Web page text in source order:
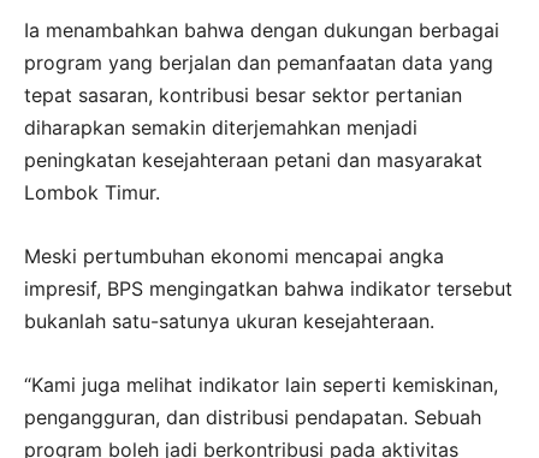
Ia menambahkan bahwa dengan dukungan berbagai
program yang berjalan dan pemanfaatan data yang
tepat sasaran, kontribusi besar sektor pertanian
diharapkan semakin diterjemahkan menjadi
peningkatan kesejahteraan petani dan masyarakat
Lombok Timur.
Meski pertumbuhan ekonomi mencapai angka
impresif, BPS mengingatkan bahwa indikator tersebut
bukanlah satu-satunya ukuran kesejahteraan.
“Kami juga melihat indikator lain seperti kemiskinan,
pengangguran, dan distribusi pendapatan. Sebuah
program boleh jadi berkontribusi pada aktivitas